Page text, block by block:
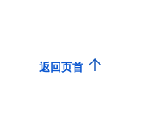
返回页首